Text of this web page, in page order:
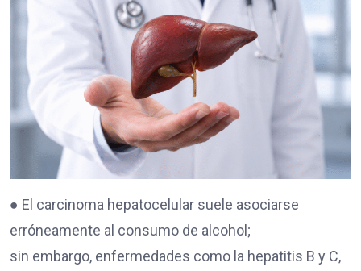
● El carcinoma hepatocelular suele asociarse
erróneamente al consumo de alcohol;
sin embargo, enfermedades como la hepatitis B y C,